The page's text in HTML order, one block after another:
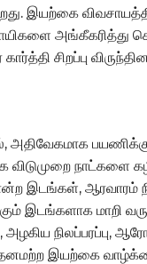
இயற்கை
அங்கீகரித்து
சிறப்பு
அதிவேகமாக
நாட்களை
இடங்கள், ஆரவாரம்
இடங்களாக மாறி
நிலப்பரப்பு,
இயற்கை